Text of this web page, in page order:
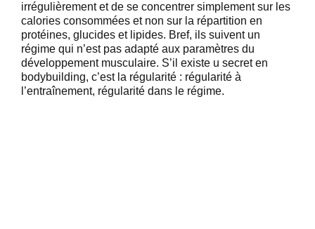
irrégulièrement et de se concentrer simplement sur les
calories consommées et non sur la répartition en
protéines, glucides et lipides. Bref, ils suivent un
régime qui n’est pas adapté aux paramètres du
développement musculaire. S’il existe u secret en
bodybuilding, c’est la régularité : régularité à
l’entraînement, régularité dans le régime.